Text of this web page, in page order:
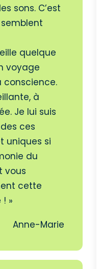
sons. C’est
quelque
voyage
conscience.
à
Je lui suis
ces
uniques si
du
vous
cette
»
Anne-Marie